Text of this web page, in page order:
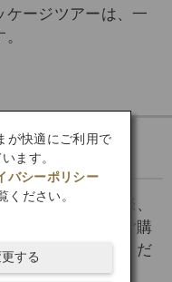
ージツアーは、一
券をご購入の際、
詳細」画面よりご購
は以下をご確認くだ
が快適にご利用で
ます。
バシーポリシー
ください。
する